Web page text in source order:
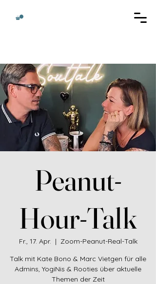
Peanut-
Hour-Talk
Fr., 17. Apr.
  |
Zoom-Peanut-Real-Talk
Talk mit Kate Bono & Marc Vietgen für alle
Admins, YogiNis & Rooties über aktuelle
Themen der Zeit